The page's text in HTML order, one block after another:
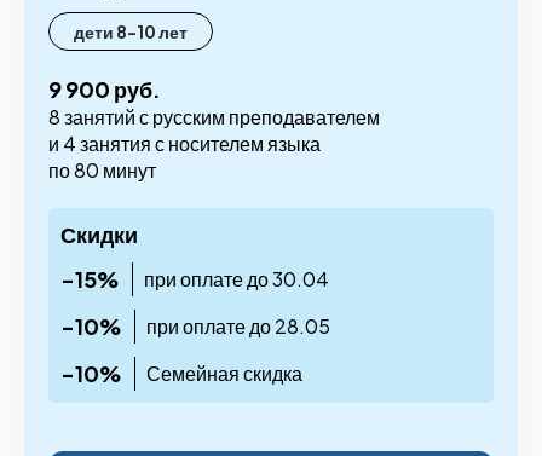
дети 8-10 лет
9 900 руб.
8 занятий с русским преподавателем
и 4 занятия с носителем языка
по 80 минут
Скидки
-15%
при оплате до 30.04
-10% при оплате до 28.05
-10% Семейная скидка